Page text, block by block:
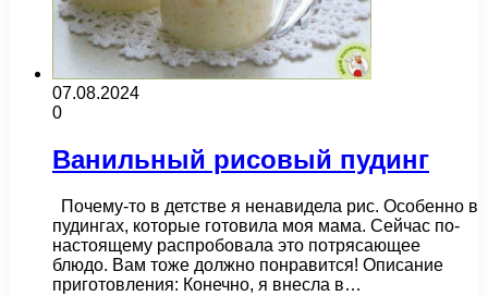
07.08.2024
0
Ванильный рисовый пудинг
Почему-то в детстве я ненавидела рис. Особенно в
пудингах, которые готовила моя мама. Сейчас по-
настоящему распробовала это потрясающее
блюдо. Вам тоже должно понравится! Описание
приготовления: Конечно, я внесла в…